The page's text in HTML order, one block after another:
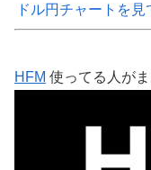
ドル円チャートを見
HFM 使ってる人が